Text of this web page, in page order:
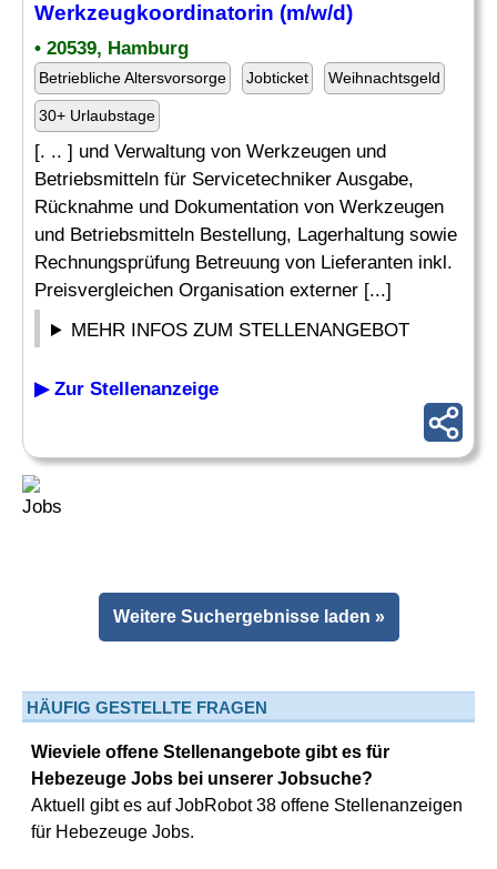
Werkzeugkoordinatorin (m/w/d)
• 20539, Hamburg
Betriebliche Altersvorsorge Jobticket Weihnachtsgeld
30+ Urlaubstage
[. .. ] und Verwaltung von Werkzeugen und
Betriebsmitteln für Servicetechniker Ausgabe,
Rücknahme und Dokumentation von Werkzeugen
und Betriebsmitteln Bestellung, Lagerhaltung sowie
Rechnungsprüfung Betreuung von Lieferanten inkl.
Preisvergleichen Organisation externer [...]
MEHR INFOS ZUM STELLENANGEBOT
▶ Zur Stellenanzeige
Weitere Suchergebnisse laden »
HÄUFIG GESTELLTE FRAGEN
Wieviele offene Stellenangebote gibt es für
Hebezeuge Jobs bei unserer Jobsuche?
Aktuell gibt es auf JobRobot 38 offene Stellenanzeigen
für Hebezeuge Jobs.